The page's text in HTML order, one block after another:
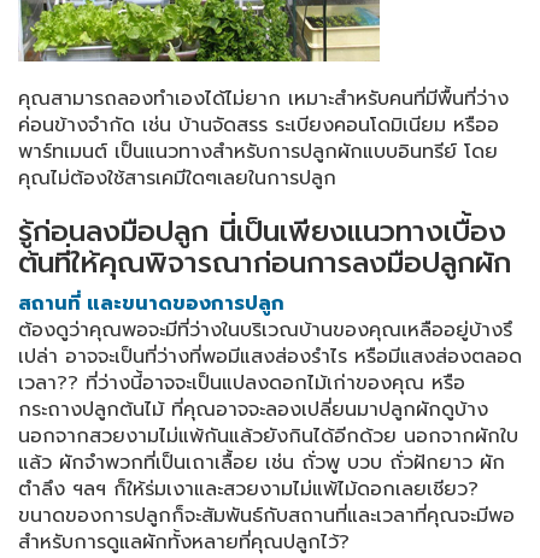
คุณสามารถลองทำเองได้ไม่ยาก เหมาะสำหรับคนที่มีพื้นที่ว่าง
ค่อนข้างจำกัด เช่น บ้านจัดสรร ระเบียงคอนโดมิเนียม หรืออ
พาร์ทเมนต์ เป็นแนวทางสำหรับการปลูกผักแบบอินทรีย์ โดย
คุณไม่ต้องใช้สารเคมีใดๆเลยในการปลูก
รู้ก่อนลงมือปลูก นี่เป็นเพียงแนวทางเบื้อง
ต้นที่ให้คุณพิจารณาก่อนการลงมือปลูกผัก
สถานที่ และขนาดของการปลูก
ต้องดูว่าคุณพอจะมีที่ว่างในบริเวณบ้านของคุณเหลืออยู่บ้างรึ
เปล่า อาจจะเป็นที่ว่างที่พอมีแสงส่องรำไร หรือมีแสงส่องตลอด
เวลา?? ที่ว่างนี้อาจจะเป็นแปลงดอกไม้เก่าของคุณ หรือ
กระถางปลูกต้นไม้ ที่คุณอาจจะลองเปลี่ยนมาปลูกผักดูบ้าง
นอกจากสวยงามไม่แพ้กันแล้วยังกินได้อีกด้วย นอกจากผักใบ
แล้ว ผักจำพวกที่เป็นเถาเลื้อย เช่น ถั่วพู บวบ ถั่วฝักยาว ผัก
ตำลึง ฯลฯ ก็ให้ร่มเงาและสวยงามไม่แพ้ไม้ดอกเลยเชียว?
ขนาดของการปลูกก็จะสัมพันธ์กับสถานที่และเวลาที่คุณจะมีพอ
สำหรับการดูแลผักทั้งหลายที่คุณปลูกไว้?